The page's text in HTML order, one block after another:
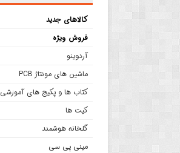
کالاهای جدید
فروش ویژه
آردوینو
ماشین های مونتاژ PCB
کتاب ها و پکیج های آموزشی
کیت ها
گلخانه هوشمند
مینی پی سی